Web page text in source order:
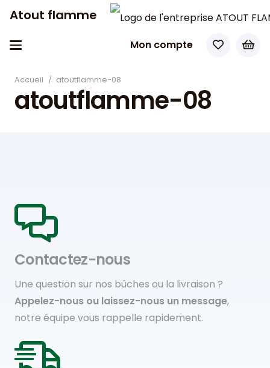
Atout flamme
Mon compte
Accueil / atoutflamme-08
atoutflamme-08
Contactez-nous
Une question sur nos bûches ou la livraison ?
Appelez-nous ou laissez-nous un message,
notre équipe vous rappelle rapidement.